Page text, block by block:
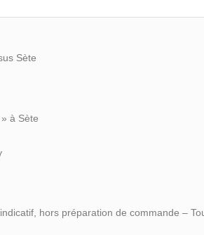
Sète
à Sète
hors préparation de commande –